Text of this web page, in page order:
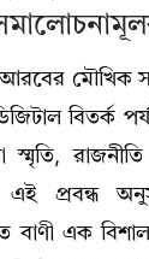
মৌখিক
বিতর্ক
স্মৃতি,
এই প্রবন্ধ
বাণী এক বিশাল